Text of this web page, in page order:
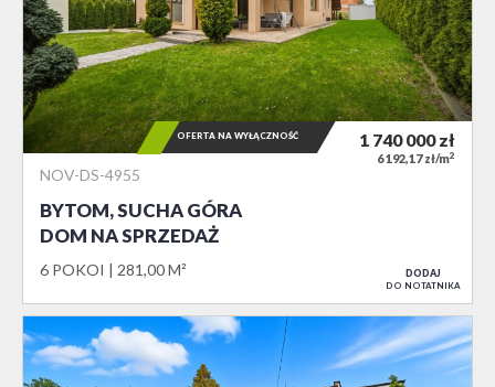
NOV-DS-4955
BYTOM, SUCHA GÓRA
DOM NA SPRZEDAŻ
6 POKOI 281,00 M²
1 740 000zł
6 192,17 zł/m2
OFERTA NA WYŁĄCZNOŚĆ
DODAJ
DO NOTATNIKA